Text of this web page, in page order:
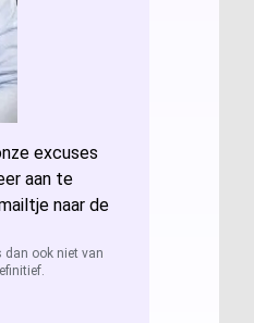
excuses
aan te
naar de
dan ook niet van